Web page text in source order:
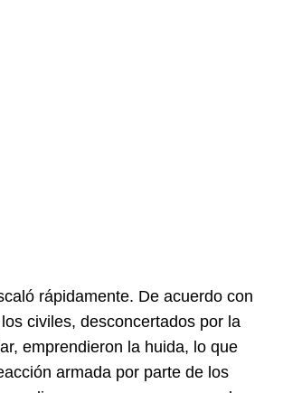
rápidamente. De acuerdo con
civiles, desconcertados por la
emprendieron la huida, lo que
armada por parte de los